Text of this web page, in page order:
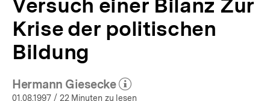
Versuch einer Bilanz Zur
Krise der politischen
Bildung
Hermann Giesecke
(Mehr zum Autor)
01.08.1997 / 22 Minuten zu lesen